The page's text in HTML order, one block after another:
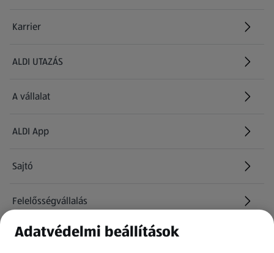
Karrier
(új oldalon nyílik meg)
ALDI UTAZÁS
(új oldalon nyílik meg)
A vállalat
ALDI App
Sajtó
Felelősségvállalás
Információk
Adatvédelmi beállítások